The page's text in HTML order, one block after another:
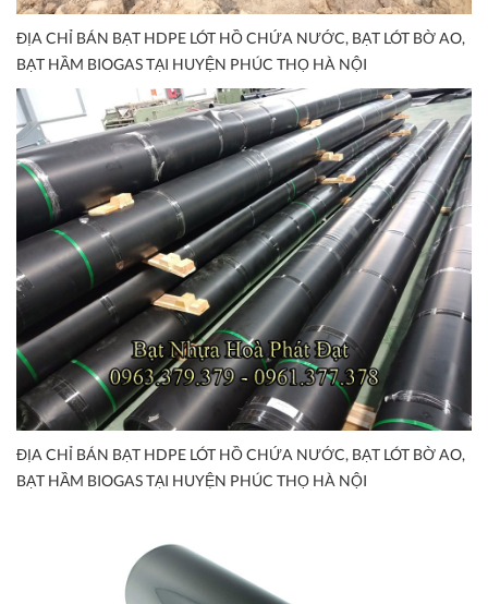
ĐỊA CHỈ BÁN BẠT HDPE LÓT HỒ CHỨA NƯỚC, BẠT LÓT BỜ AO,
BẠT HẦM BIOGAS TẠI HUYỆN PHÚC THỌ HÀ NỘI
ĐỊA CHỈ BÁN BẠT HDPE LÓT HỒ CHỨA NƯỚC, BẠT LÓT BỜ AO,
BẠT HẦM BIOGAS TẠI HUYỆN PHÚC THỌ HÀ NỘI